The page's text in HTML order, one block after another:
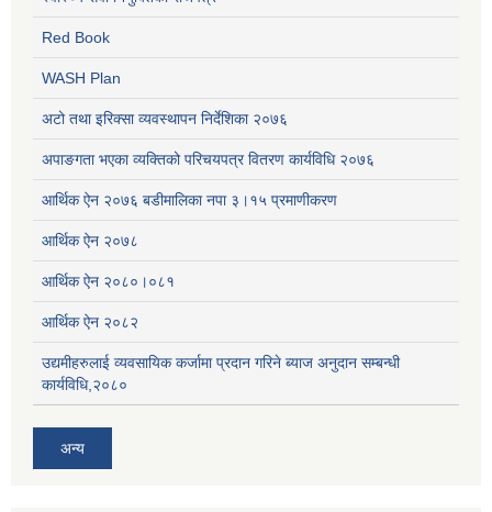
Red Book
WASH Plan
अटो तथा इरिक्सा व्यवस्थापन निर्देशिका २०७६
अपाङगता भएका व्यक्तिको परिचयपत्र वितरण कार्यविधि २०७६
आर्थिक ऐन २०७६ बडीमालिका नपा ३।१५ प्रमाणीकरण
आर्थिक ऐन २०७८
आर्थिक ऐन २०८०।०८१
आर्थिक ऐन २०८२
उद्यमीहरुलाई व्यवसायिक कर्जामा प्रदान गरिने ब्याज अनुदान सम्बन्धी
कार्यविधि,२०८०
अन्य